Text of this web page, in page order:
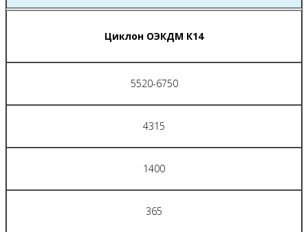
Циклон ОЭКДМ К14
5520-6750
4315
1400
365